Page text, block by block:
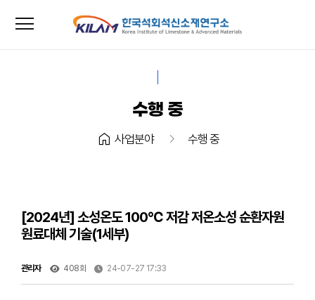
menu
수행 중
home 사업분야 chevron_right 수행 중
[2024년] 소성온도 100℃ 저감 저온소성 순환자원
원료대체 기술(1세부)
관리자 408회 24-07-27 17:33